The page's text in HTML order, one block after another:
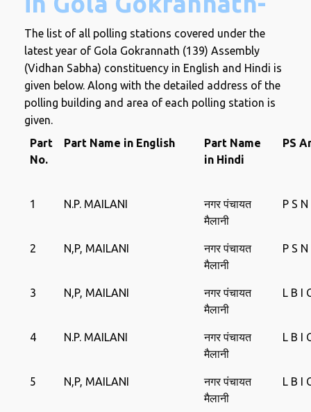
The list of all polling stations covered under the
latest year of Gola Gokrannath (139) Assembly
(Vidhan Sabha) constituency in English and Hindi is
given below. Along with the detailed address of the
polling building and area of ​​each polling station is
given.
Part
No.
Part Name in English
Part Name
in Hindi
PS
1 N.P. MAILANI
नगर पंचायत
मैलानी
P S
2 N,P, MAILANI
नगर पंचायत
मैलानी
P S
3 N,P, MAILANI
नगर पंचायत
मैलानी
L B I
4 N.P. MAILANI
नगर पंचायत
मैलानी
L B I
5 N,P, MAILANI
नगर पंचायत
मैलानी
L B I